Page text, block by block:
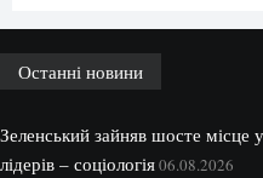
Останні новини
Зеленський зайняв шосте місце
лідерів – соціологія06.08.2026